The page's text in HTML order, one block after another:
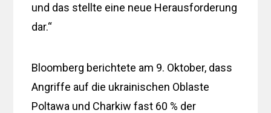
und das stellte eine neue Herausforderung
dar.“
Bloomberg berichtete am 9. Oktober, dass
Angriffe auf die ukrainischen Oblaste
Poltawa und Charkiw fast 60 % der